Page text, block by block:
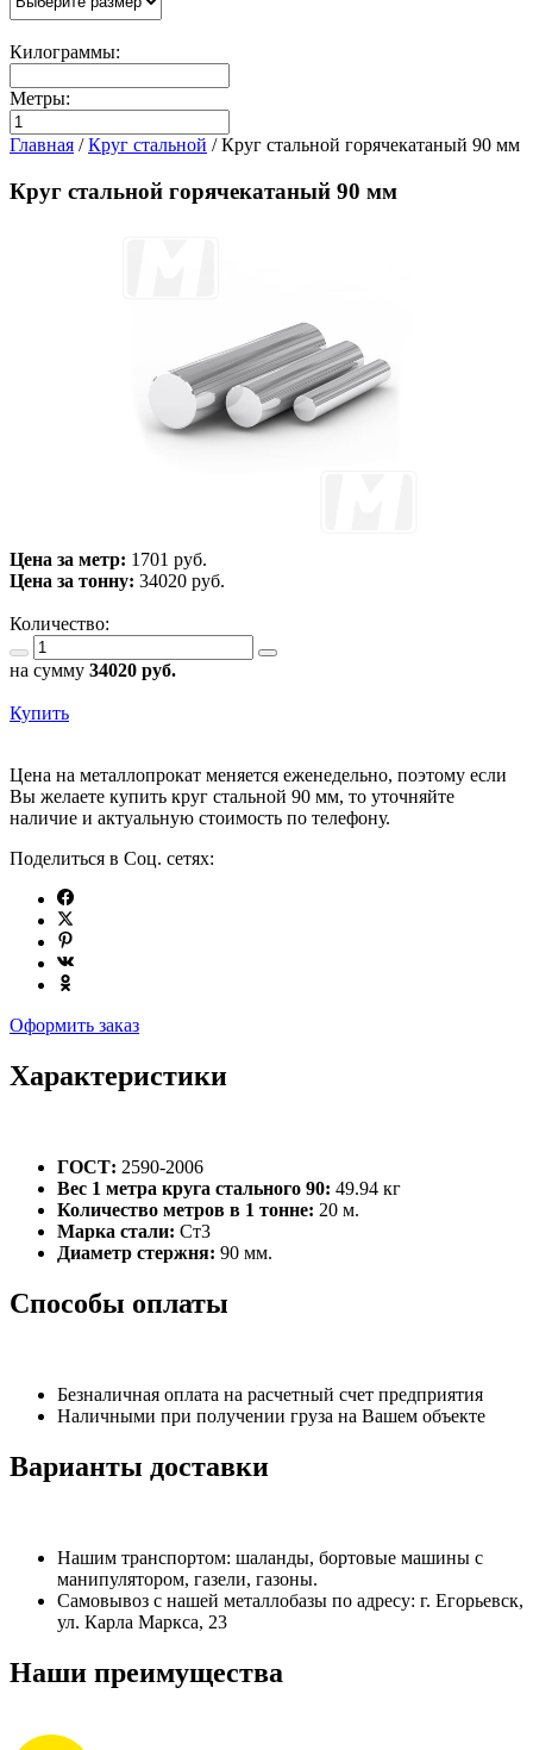
Килограммы:
Метры:
Главная /Круг стальной /Круг стальной горячекатаный 90 мм
Круг стальной горячекатаный 90 мм
Цена за метр: 1701 руб.
Цена за тонну: 34020 руб.
Количество:
на сумму 34020 руб.
Купить
Цена на металлопрокат меняется еженедельно, поэтому если
Вы желаете купить круг стальной 90 мм, то уточняйте
наличие и актуальную стоимость по телефону.
Поделиться в Соц. сетях:
Оформить заказ
Характеристики
ГОСТ: 2590-2006
Вес 1 метра круга стального 90: 49.94 кг
Количество метров в 1 тонне: 20 м.
Марка стали: Ст3
Диаметр стержня: 90 мм.
Способы оплаты
Безналичная оплата на расчетный счет предприятия
Наличными при получении груза на Вашем объекте
Варианты доставки
Нашим транспортом: шаланды, бортовые машины с
манипулятором, газели, газоны.
Самовывоз с нашей металлобазы по адресу: г. Егорьевск,
ул. Карла Маркса, 23
Наши преимущества